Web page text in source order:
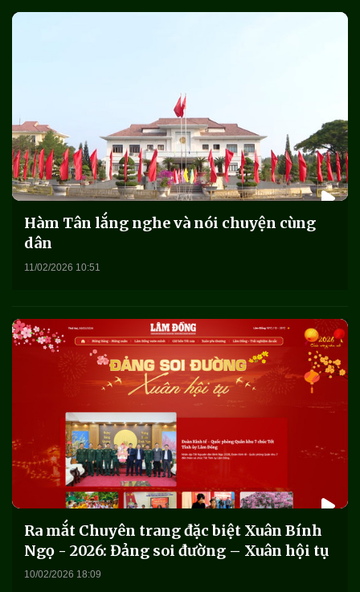
Hàm Tân lắng nghe và nói chuyện cùng
dân
11/02/2026 10:51
Ra mắt Chuyên trang đặc biệt Xuân Bính
Ngọ - 2026: Đảng soi đường – Xuân hội tụ
10/02/2026 18:09